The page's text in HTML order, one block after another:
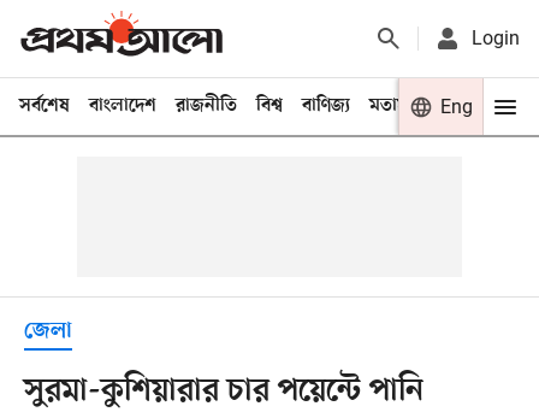
Login
সর্বশেষ বাংলাদেশ রাজনীতি বিশ্ব বাণিজ্য মতামত খেলা
Eng
জেলা
সুরমা-কুশিয়ারার চার পয়েন্টে পানি